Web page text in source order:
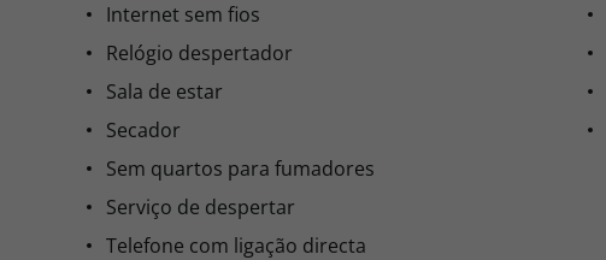
Internet sem fios
Relógio despertador
Sala de estar
Secador
Sem quartos para fumadores
Serviço de despertar
Telefone com ligação directa